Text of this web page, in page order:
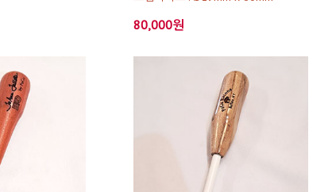
80,000원